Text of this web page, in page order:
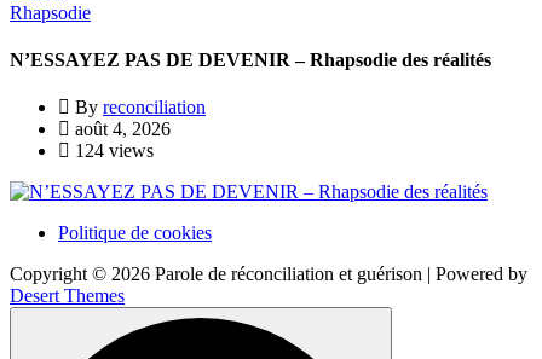
Rhapsodie
N’ESSAYEZ PAS DE DEVENIR – Rhapsodie des réalités
By reconciliation
août 4, 2026
124 views
Politique de cookies
Copyright © 2026 Parole de réconciliation et guérison | Powered by
Desert Themes